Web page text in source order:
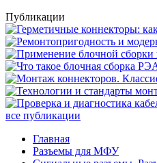
Публикации
все публикации
Главная
Разъемы для МФУ